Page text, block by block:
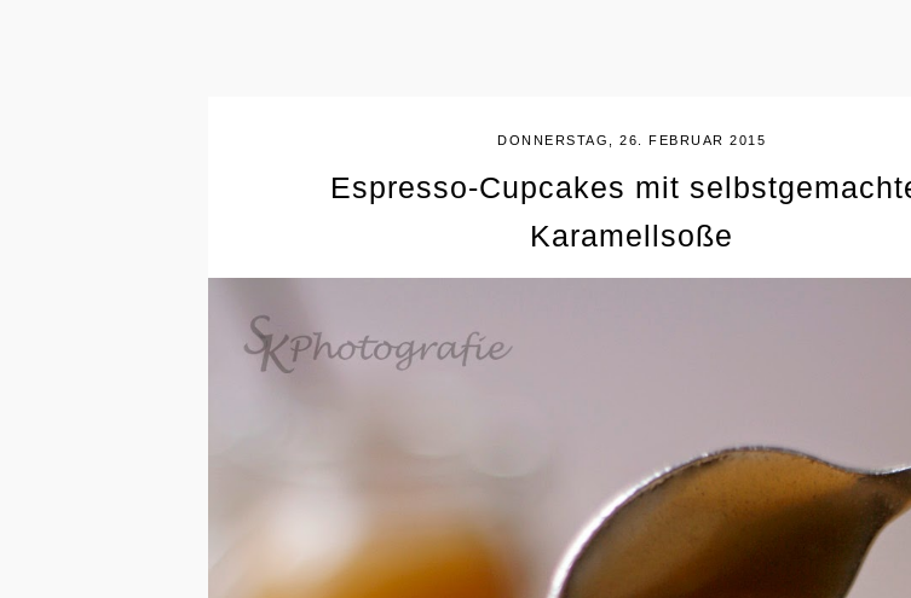
DONNERSTAG, 26. FEBRUAR 2015
Espresso-Cupcakes mit
Karamellsoße